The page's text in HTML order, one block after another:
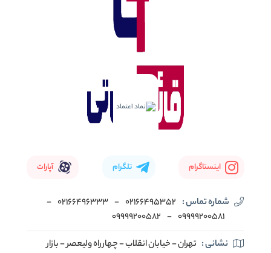
اینستاگرام تلگرام آپارات
شماره تماس : 02166495352
-
02166496333
-
09999200581
-
09999200582
نشانی : تهران - خیابان انقلاب - چهارراه ولیعصر - بازار